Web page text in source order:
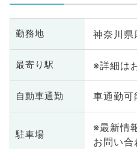
勤務地 神奈川県
最寄り駅 ※詳細は
自動車通勤 車通勤可
駐車場
※最新情
お問い合